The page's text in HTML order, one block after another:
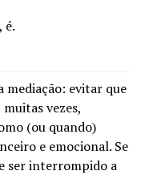
é.
mediação: evitar que
vezes,
(ou quando)
e emocional. Se
ser interrompido a